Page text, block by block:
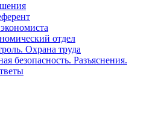
отдел
Охрана труда
безопасность. Разъяснения.